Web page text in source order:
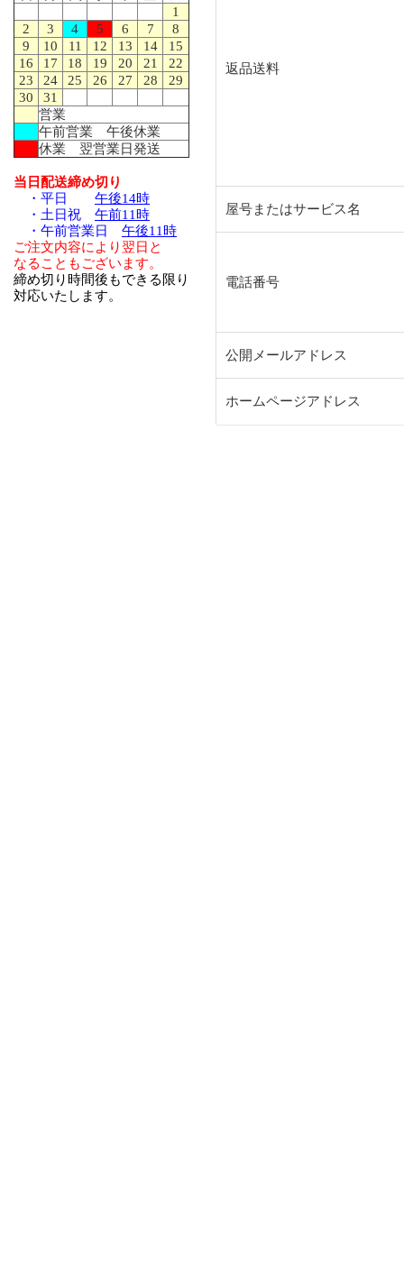
1
2
3 4 5 6 7
8
9
10 11 12 13 14
15
16
17 18 19 20 21
22
23
24 25 26 27 28
29
30
31
営業
午前営業 午後休業
休業 翌営業日発送
当日配送締め切り
・平日 午後14時
・土日祝 午前11時
・午前営業日 午後11時
ご注文内容により翌日と
なることもございます。
締め切り時間後もできる限り
対応いたします。
返品送料
屋号またはサービス名
電話番号
公開メールアドレス
ホームページアドレス